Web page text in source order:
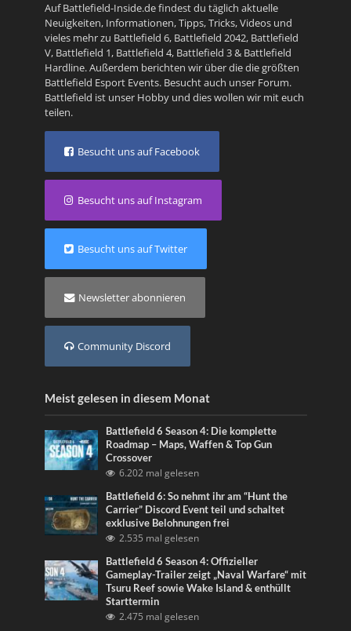
Auf Battlefield-Inside.de findest du täglich aktuelle
Neuigkeiten, Informationen, Tipps, Tricks, Videos und
vieles mehr zu Battlefield 6, Battlefield 2042, Battlefield
V, Battlefield 1, Battlefield 4, Battlefield 3& Battlefield
Hardline. Außerdem berichten wir über die die größten
Battlefield Esport Events. Besucht auch unser Forum.
Battlefield ist unser Hobby und dies wollen wir mit euch
teilen.
Besucht uns auf Facebook
Besucht uns auf Instagram
Besucht uns auf Twitter
Newsletter abonnieren
Community Discord
Meist gelesen in diesem Monat
Battlefield 6 Season 4: Die komplette
Roadmap – Maps, Waffen & Top Gun
Crossover
6.202 mal gelesen
Battlefield 6: So nehmt ihr am “Hunt the
Carrier” Discord Event teil und schaltet
exklusive Belohnungen frei
2.535 mal gelesen
Battlefield 6 Season 4: Offizieller
Gameplay-Trailer zeigt „Naval Warfare“ mit
Tsuru Reef sowie Wake Island & enthüllt
Starttermin
2.475 mal gelesen